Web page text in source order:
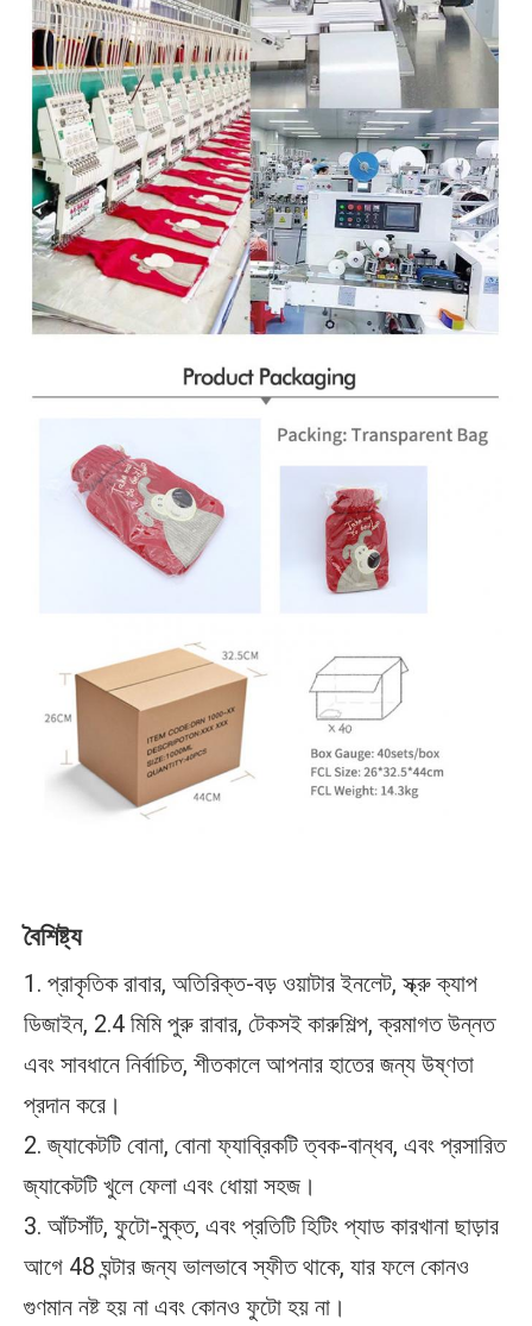
বৈশিষ্ট্য
1. প্রাকৃতিক রাবার, অতিরিক্ত-বড় ওয়াটার ইনলেট, স্ক্রু ক্যাপ
ডিজাইন, 2.4 মিমি পুরু রাবার, টেকসই কারুশিল্প, ক্রমাগত উন্নত
এবং সাবধানে নির্বাচিত, শীতকালে আপনার হাতের জন্য উষ্ণতা
প্রদান করে।
2. জ্যাকেটটি বোনা, বোনা ফ্যাব্রিকটি ত্বক-বান্ধব, এবং প্রসারিত
জ্যাকেটটি খুলে ফেলা এবং ধোয়া সহজ।
3. আঁটসাঁট, ফুটো-মুক্ত, এবং প্রতিটি হিটিং প্যাড কারখানা ছাড়ার
আগে 48 ঘন্টার জন্য ভালভাবে স্ফীত থাকে, যার ফলে কোনও
গুণমান নষ্ট হয় না এবং কোনও ফুটো হয় না।